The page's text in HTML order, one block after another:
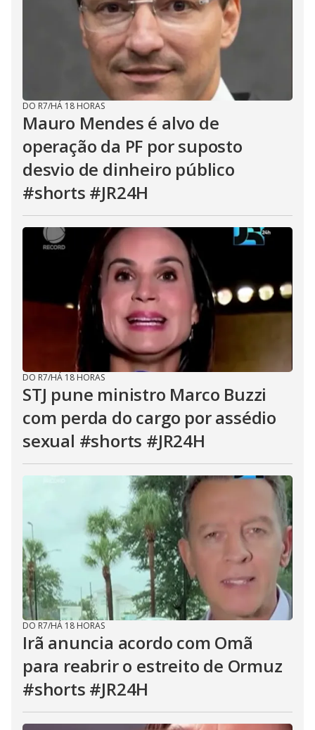
DO R7/HÁ 18 HORAS
Mauro Mendes é alvo de
operação da PF por suposto
desvio de dinheiro público
#shorts #JR24H
DO R7/HÁ 18 HORAS
STJ pune ministro Marco Buzzi
com perda do cargo por assédio
sexual #shorts #JR24H
DO R7/HÁ 18 HORAS
Irã anuncia acordo com Omã
para reabrir o estreito de Ormuz
#shorts #JR24H